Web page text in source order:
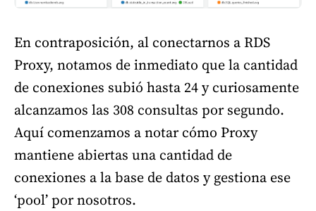
En contraposición, al conectarnos a RDS
Proxy, notamos de inmediato que la cantidad
de conexiones subió hasta 24 y curiosamente
alcanzamos las 308 consultas por segundo.
Aquí comenzamos a notar cómo Proxy
mantiene abiertas una cantidad de
conexiones a la base de datos y gestiona ese
‘pool’ por nosotros.